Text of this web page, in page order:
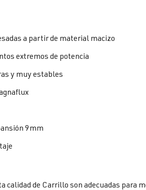
a partir de material macizo
extremos de potencia
y muy estables
9mm
calidad de Carrillo son adecuadas para